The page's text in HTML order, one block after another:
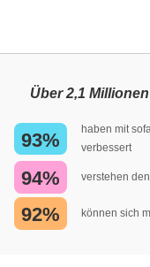
Über 2,1
93%
haben mit
verbessert
94% verstehen
92% können sich